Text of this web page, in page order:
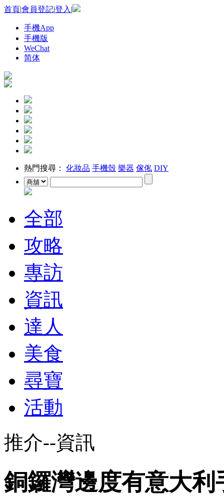
首頁|會員登記|登入 |
手機App
手機版
WeChat
简体
熱門搜尋： 化妝品 手機殼 樂器 傢俬 DIY
全部
攻略
專訪
資訊
達人
美食
尋寶
活動
推介--資訊
銅鑼灣邊度有意大